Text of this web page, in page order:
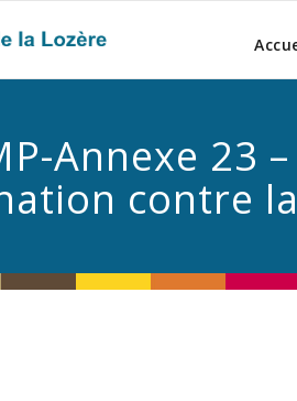
Annexe 23
contre